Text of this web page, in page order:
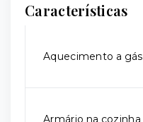
Características
Aquecimento a gás
Armário na cozinha